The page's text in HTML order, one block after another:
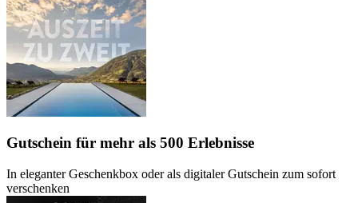
Gutschein für mehr als 500 Erlebnisse
In eleganter Geschenkbox oder als digitaler Gutschein zum sofort
verschenken